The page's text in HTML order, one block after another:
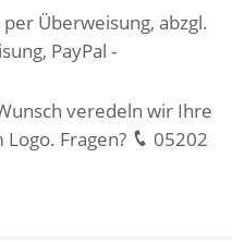
Überweisung, abzgl.
PayPal -
veredeln wir Ihre
Fragen?
05202